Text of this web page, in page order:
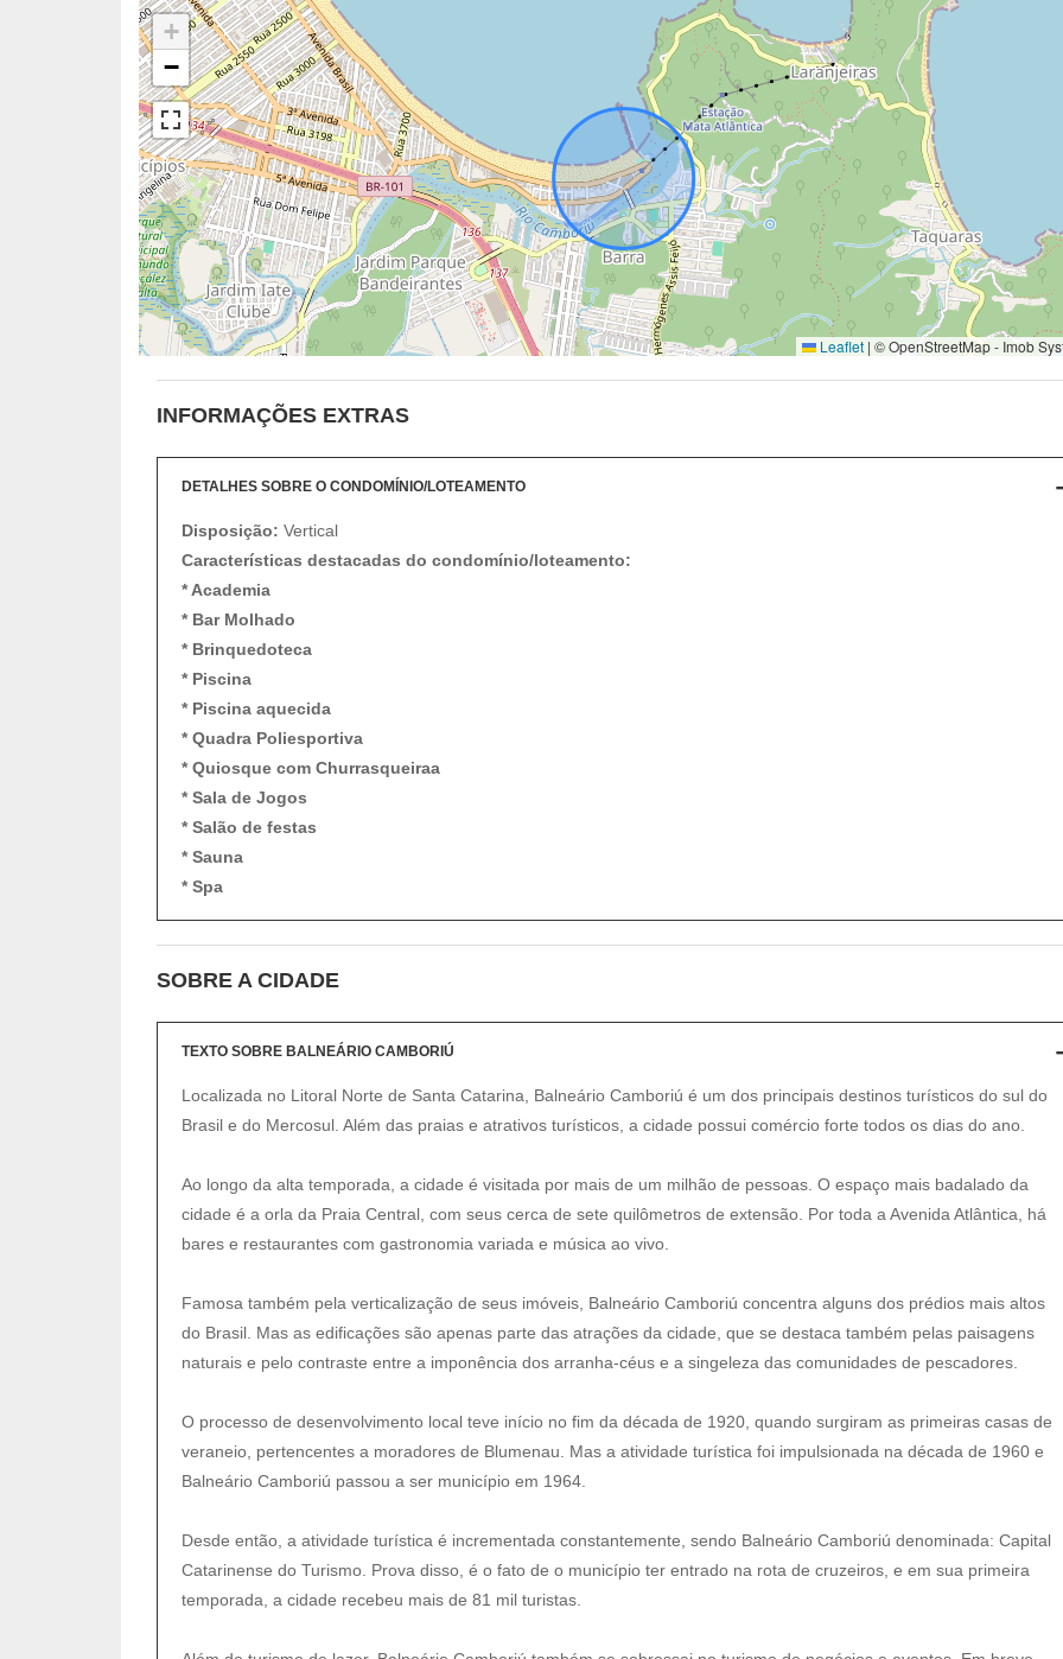
+
−
Leaflet | © OpenStreetMap - Imob
INFORMAÇÕES EXTRAS
DETALHES SOBRE O CONDOMÍNIO/LOTEAMENTO
Disposição: Vertical
Características destacadas do condomínio/loteamento:
* Academia
* Bar Molhado
* Brinquedoteca
* Piscina
* Piscina aquecida
* Quadra Poliesportiva
* Quiosque com Churrasqueiraa
* Sala de Jogos
* Salão de festas
* Sauna
* Spa
SOBRE A CIDADE
TEXTO SOBRE BALNEÁRIO CAMBORIÚ
Localizada no Litoral Norte de Santa Catarina, Balneário Camboriú é um dos principais destinos turísticos do sul do
Brasil e do Mercosul. Além das praias e atrativos turísticos, a cidade possui comércio forte todos os dias do ano.
Ao longo da alta temporada, a cidade é visitada por mais de um milhão de pessoas. O espaço mais badalado da
cidade é a orla da Praia Central, com seus cerca de sete quilômetros de extensão. Por toda a Avenida Atlântica, há
bares e restaurantes com gastronomia variada e música ao vivo.
Famosa também pela verticalização de seus imóveis, Balneário Camboriú concentra alguns dos prédios mais altos
do Brasil. Mas as edificações são apenas parte das atrações da cidade, que se destaca também pelas paisagens
naturais e pelo contraste entre a imponência dos arranha-céus e a singeleza das comunidades de pescadores.
O processo de desenvolvimento local teve início no fim da década de 1920, quando surgiram as primeiras casas de
veraneio, pertencentes a moradores de Blumenau. Mas a atividade turística foi impulsionada na década de 1960 e
Balneário Camboriú passou a ser município em 1964.
Desde então, a atividade turística é incrementada constantemente, sendo Balneário Camboriú denominada: Capital
Catarinense do Turismo. Prova disso, é o fato de o município ter entrado na rota de cruzeiros, e em sua primeira
temporada, a cidade recebeu mais de 81 mil turistas.